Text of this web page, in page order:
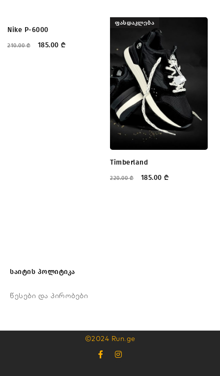
OG
Nike P-6000
210.00₾ 185.00 ₾
ᲤᲐᲡᲓᲐᲙᲚᲔᲑᲐ
Timberland
220.00₾ 185.00 ₾
საიტის პოლიტიკა
წესები და პირობები
©2024 Run.ge